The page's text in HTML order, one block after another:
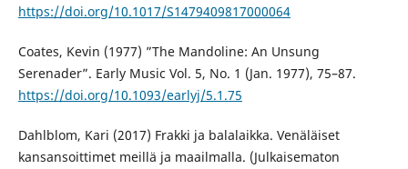
https://doi.org/10.1017/S1479409817000064
Coates, Kevin (1977) ”The Mandoline: An Unsung
Serenader”. Early Music Vol. 5, No. 1 (Jan. 1977), 75–87.
https://doi.org/10.1093/earlyj/5.1.75
Dahlblom, Kari (2017) Frakki ja balalaikka. Venäläiset
kansansoittimet meillä ja maailmalla. (Julkaisematon